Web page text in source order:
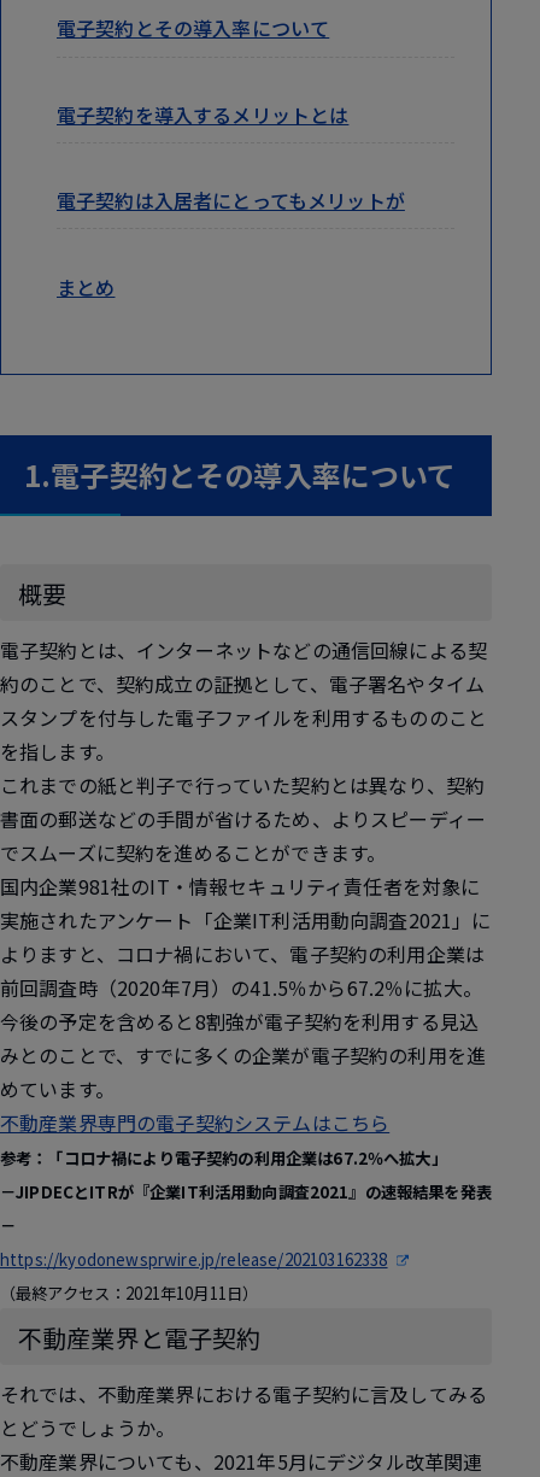
電子契約とその導入率について
電子契約を導入するメリットとは
電子契約は入居者にとってもメリットが
まとめ
1.電子契約とその導入率について
概要
電子契約とは、インターネットなどの通信回線による契
約のことで、契約成立の証拠として、電子署名やタイム
スタンプを付与した電子ファイルを利用するもののこと
を指します。
これまでの紙と判子で行っていた契約とは異なり、契約
書面の郵送などの手間が省けるため、よりスピーディー
でスムーズに契約を進めることができます。
国内企業981社のIT・情報セキュリティ責任者を対象に
実施されたアンケート「企業IT利活用動向調査2021」に
よりますと、コロナ禍において、電子契約の利用企業は
前回調査時（2020年7月）の41.5％から67.2％に拡大。
今後の予定を含めると8割強が電子契約を利用する見込
みとのことで、すでに多くの企業が電子契約の利用を進
めています。
不動産業界専門の電子契約システムはこちら
参考：「コロナ禍により電子契約の利用企業は67.2％へ拡大」
－JIPDECとITRが『企業IT利活用動向調査2021』の速報結果を発表
－
https://kyodonewsprwire.jp/release/202103162338
（最終アクセス：2021年10月11日）
不動産業界と電子契約
それでは、不動産業界における電子契約に言及してみる
とどうでしょうか。
不動産業界についても、2021年5月にデジタル改革関連